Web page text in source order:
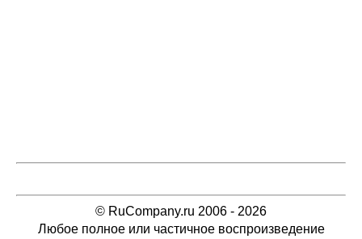
© RuCompany.ru 2006 - 2026
Любое полное или частичное воспроизведение